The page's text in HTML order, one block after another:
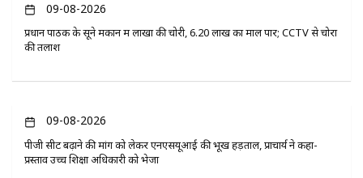
09-08-2026
प्रधान पाठक के सूने मकान में लाखों की चोरी, 6.20 लाख का माल पार; CCTV से चोरों
की तलाश
09-08-2026
पीजी सीट बढ़ाने की मांग को लेकर एनएसयूआई की भूख हड़ताल, प्राचार्य ने कहा-
प्रस्ताव उच्च शिक्षा अधिकारी को भेजा